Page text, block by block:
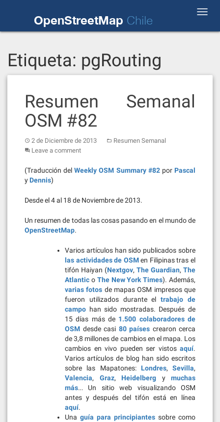
OpenStreetMap Chile
Etiqueta: pgRouting
Resumen Semanal
OSM #82
2 de Diciembre de 2013
Resumen Semanal
Leave a comment
(Traducción delWeekly OSM Summary #82por Pascal
y Dennis)
Desde el 4 al 18 de Noviembre de 2013.
Un resumen de todas las cosas pasando en el mundo de
OpenStreetMap.
Varios artículos han sido publicados sobre
las actividades de OSMen Filipinas tras el
tifón Haiyan (Nextgov, The Guardian, The
Atlantic o The New York Times). Además,
varias fotos de mapas OSM impresos que
fueron utilizados durante eltrabajo de
campo han sido mostradas. Después de
15 días más de 1.500 colaboradores de
OSM desde casi 80 países crearon cerca
de 3,8 millones de cambios en el mapa. Los
cambios en vivo pueden ser vistos aquí.
Varios artículos de blog han sido escritos
sobre las Mapatones: Londres, Sevilla,
Valencia, Graz, Heidelberg y muchas
más… Un sitio web visualizando OSM
antes y después del tifón está en línea
aquí.
Una guía para principiantes sobre como